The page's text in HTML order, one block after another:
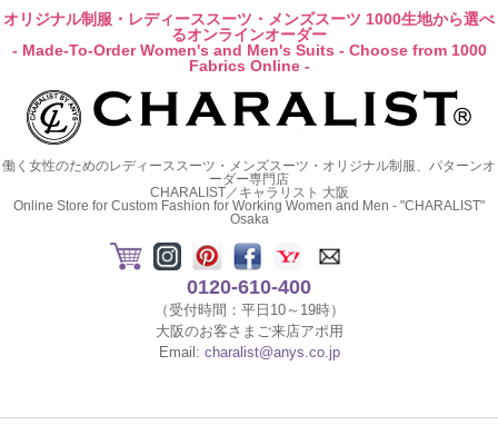
オリジナル制服・レディーススーツ・メンズスーツ 1000生地から選べ
るオンラインオーダー
- Made-To-Order Women's and Men's Suits - Choose from 1000
Fabrics Online -
働く女性のためのレディーススーツ・メンズスーツ・オリジナル制服、パターンオ
ーダー専門店
CHARALIST／キャラリスト 大阪
Online Store for Custom Fashion for Working Women and Men - "CHARALIST"
Osaka
0120-610-400
（受付時間：平日10～19時）
大阪のお客さまご来店アポ用
Email: charalist@anys.co.jp